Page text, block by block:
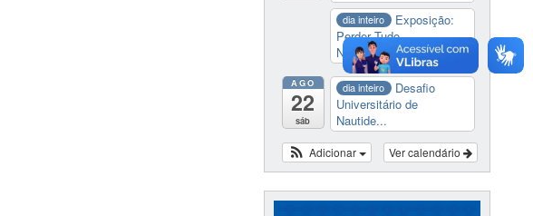
dia inteiro
Exposição:
Perder Tudo.
Novament...
AGO
22
sáb
dia inteiro
Desafio
Universitário de
Nautide...
Ver calendário
Adicionar